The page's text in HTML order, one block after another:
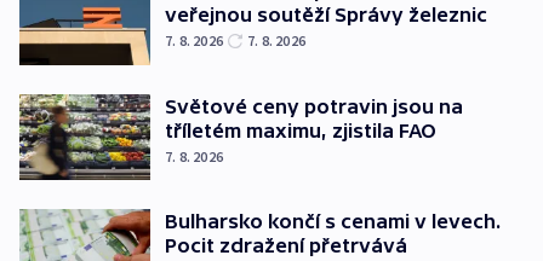
veřejnou soutěží Správy železnic
7. 8. 2026 7. 8. 2026
Světové ceny potravin jsou na
tříletém maximu, zjistila FAO
7. 8. 2026
Bulharsko končí s cenami v levech.
Pocit zdražení přetrvává